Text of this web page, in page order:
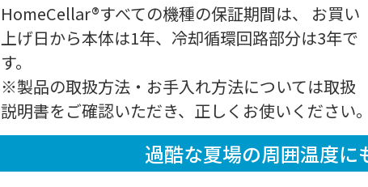
HomeCellar®すべての機種の保証期間は、 お買い
上げ日から本体は1年、冷却循環回路部分は3年で
す。
※製品の取扱方法・お手入れ方法については取扱
説明書をご確認いただき、正しくお使いください。
過酷な夏場の周囲温度に